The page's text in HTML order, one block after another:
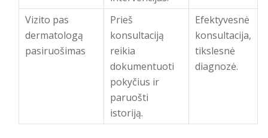
Vizito pas
dermatologą
pasiruošimas
Prieš
konsultaciją
reikia
dokumentuoti
pokyčius ir
paruošti
istoriją.
Efektyvesnė
konsultacija,
tikslesnė
diagnozė.